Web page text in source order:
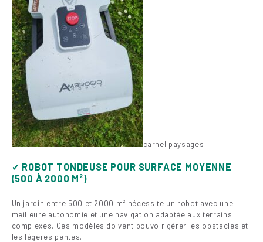
carnel paysages
✔ ROBOT TONDEUSE POUR SURFACE MOYENNE
(500 À 2000 M²)
Un jardin entre 500 et 2000 m² nécessite un robot avec une
meilleure autonomie et une navigation adaptée aux terrains
complexes. Ces modèles doivent pouvoir gérer les obstacles et
les légères pentes.